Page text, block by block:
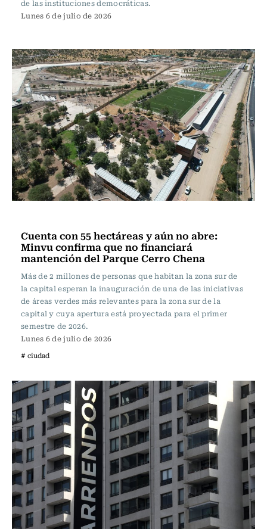
de las instituciones democráticas.
Lunes 6 de julio de 2026
Cuenta con 55 hectáreas y aún no abre:
Minvu confirma que no financiará
mantención del Parque Cerro Chena
Más de 2 millones de personas que habitan la zona sur de
la capital esperan la inauguración de una de las iniciativas
de áreas verdes más relevantes para la zona sur de la
capital y cuya apertura está proyectada para el primer
semestre de 2026.
Lunes 6 de julio de 2026
# ciudad